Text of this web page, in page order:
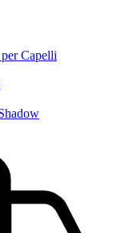
Capelli